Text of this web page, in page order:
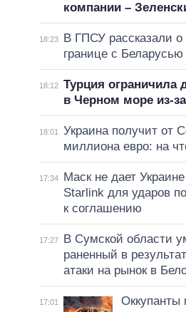
компании –
18:23
В ГПСУ рассказали
границе с Беларусью
18:12 Турция ограничила
в Черном море из-за
18:01
Украина получит от
миллиона евро: на
17:34
Маск не дает
Starlink для ударов
к соглашению
17:27
В Сумской области
раненный в
атаки на рынок в
17:01
Оккупанты